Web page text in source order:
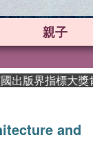
親子
界指標大獎肯
and